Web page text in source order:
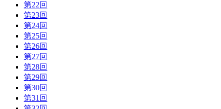
第22回
第23回
第24回
第25回
第26回
第27回
第28回
第29回
第30回
第31回